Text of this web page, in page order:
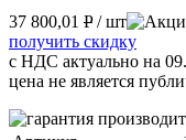
37 800,01 P / шт
получить скидку
с НДС актуально на
цена не является